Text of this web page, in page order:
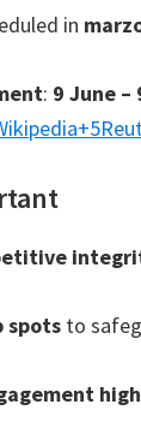
in
: 9 June –
+5
spots to
high